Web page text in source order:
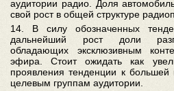
аудитории радио. Доля
свой рост в общей структуре
14. В силу обозначенных
дальнейший рост доли
обладающих эксклюзивным
эфира. Стоит ожидать как
проявления тенденции к большей
целевым группам аудитории.